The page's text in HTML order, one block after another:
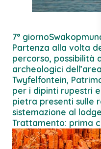
7° giorno
Partenza alla volta
percorso, possibilità
archeologici
Twyfelfontein,
per i dipinti rupestri
pietra presenti sulle
sistemazione al
Trattamento: prima